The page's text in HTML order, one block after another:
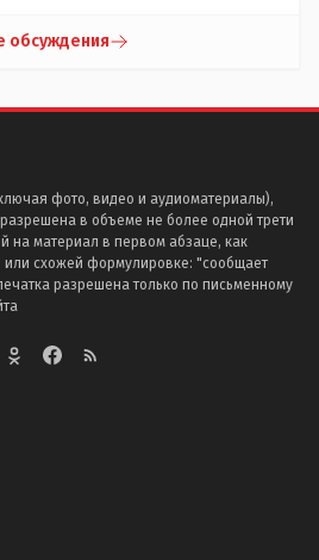
обсуждения
фото, видео и аудиоматериалы),
в объеме не более одной трети
на материал в первом абзаце, как
схожей формулировке: "сообщает
разрешена только по письменному